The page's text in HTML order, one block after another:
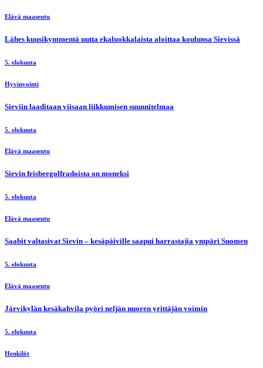
Elävä maaseutu
Lähes kuusikymmentä uutta ekaluokkalaista aloittaa koulunsa Sievissä
5. elokuuta
Hyvinvointi
Sieviin laaditaan viisaan liikkumisen suunnitelmaa
5. elokuuta
Elävä maaseutu
Sievin frisbeegolfradoista on moneksi
5. elokuuta
Elävä maaseutu
Saabit valtasivat Sievin – kesäpäiville saapui harrastajia ympäri Suomen
5. elokuuta
Elävä maaseutu
Järvikylän kesäkahvila pyöri neljän nuoren yrittäjän voimin
5. elokuuta
Henkilöt